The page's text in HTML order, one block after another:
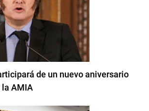
de un nuevo aniversario
AMIA